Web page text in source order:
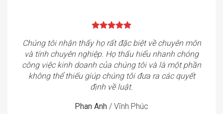
Chúng tôi nhận thấy họ rất đặc biệt về chuyên môn
và tính chuyên nghiệp. Họ thấu hiểu nhanh chóng
công việc kinh doanh của chúng tôi và là một phần
không thể thiếu giúp chúng tôi đưa ra các quyết
định về luật.
Phan Anh / Vĩnh Phúc